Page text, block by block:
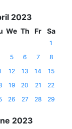
2023
We Th Fr Sa
1
5 6 7
8
12 13 14
15
19 20 21
22
26 27 28 29
2023